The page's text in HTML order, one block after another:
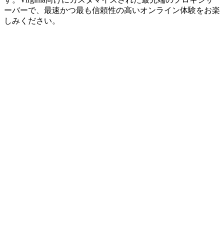
ーバーで、最速かつ最も信頼性の高いオンライン体験をお楽
しみください。